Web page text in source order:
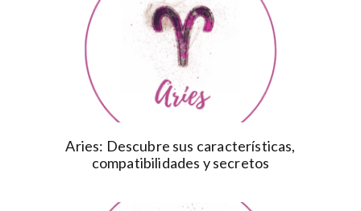
Aries: Descubre sus características,
compatibilidades y secretos